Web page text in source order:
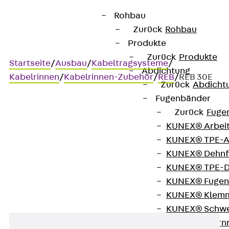
Rohbau
Zurück Rohbau
Produkte
Zurück Produkte
Abdichtung
Zurück
Fugenbänder
Zurück
KUNEX®
KUNEX®
KUNEX®
KUNEX®
KUNEX®
KUNEX®
KUNEX®
KUNEX®
Startseite/Ausbau/Kabeltragsysteme/
Kabelrinnen/Kabelrinnen-Zubehör/REB/REB 30E
Kabelrinnen-Endblech
Kabelrinnen-Endblech